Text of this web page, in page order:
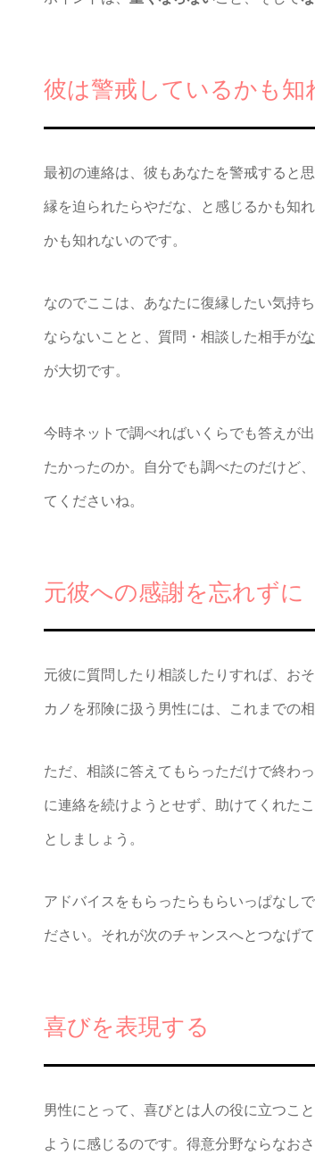
彼は警戒しているかも知
最初の連絡は、彼もあなたを警戒すると
縁を迫られたらやだな、と感じるかも知
かも知れないのです。
なのでここは、あなたに復縁したい気持
ならないことと、質問・相談した相手が
が大切です。
今時ネットで調べればいくらでも答えが
たかったのか。自分でも調べたのだけど
てくださいね。
元彼への感謝を忘れずに
元彼に質問したり相談したりすれば、お
カノを邪険に扱う男性には、これまでの
ただ、相談に答えてもらっただけで終わ
に連絡を続けようとせず、助けてくれた
としましょう。
アドバイスをもらったらもらいっぱなし
ださい。それが次のチャンスへとつなげ
喜びを表現する
男性にとって、喜びとは人の役に立つこ
ように感じるのです。得意分野ならなお